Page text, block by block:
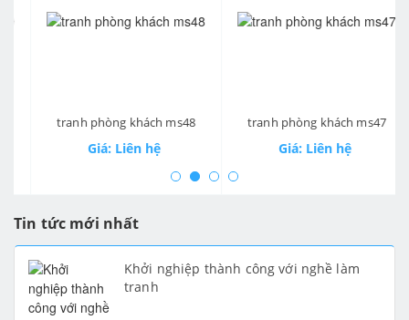
tranh phòng khách ms48
Giá: Liên hệ
tranh phòng khách ms47
Giá: Liên hệ
Tin tức mới nhất
Khởi nghiệp thành công với nghề làm
tranh